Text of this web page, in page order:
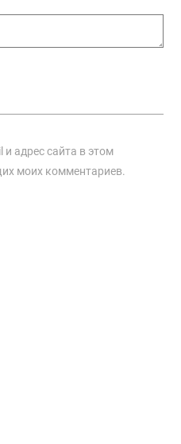
адрес сайта в этом
моих комментариев.